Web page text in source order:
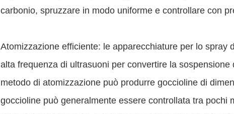
carbonio, spruzzare in modo uniforme e controllare con
Atomizzazione efficiente: le apparecchiature per lo spray
alta frequenza di ultrasuoni per convertire la
metodo di atomizzazione può produrre goccioline di
goccioline può generalmente essere controllata tra